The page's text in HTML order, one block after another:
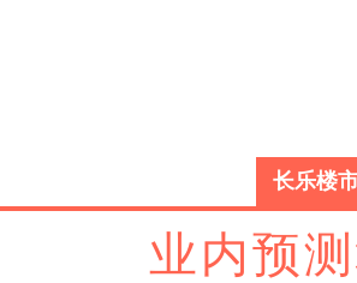
长乐楼
业内预